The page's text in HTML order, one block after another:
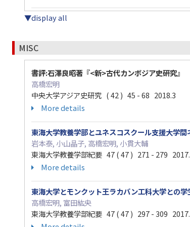
▼display all
MISC
書評:石澤良昭著『<新>古代カンボジア史研究』
高橋宏明
中央大学アジア史研究 ( 42 ) 45 - 68 2018.3
More details
東海大学教養学部とユネスコスクール支援大学
岩本泰, 小山晶子, 高橋宏明, 小貫大輔
東海大学教養学部紀要 47 ( 47 ) 271 - 279
More details
東海大学とモンクット王ラカバン工科大学との
高橋宏明, 富田紘央
東海大学教養学部紀要 47 ( 47 ) 297 - 309